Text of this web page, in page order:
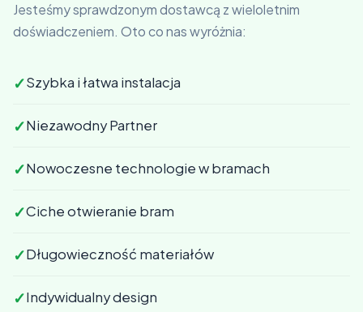
Jesteśmy sprawdzonym dostawcą z wieloletnim
doświadczeniem. Oto co nas wyróżnia:
✓Szybka i łatwa instalacja
✓Niezawodny Partner
✓Nowoczesne technologie w bramach
✓Ciche otwieranie bram
✓Długowieczność materiałów
✓Indywidualny design